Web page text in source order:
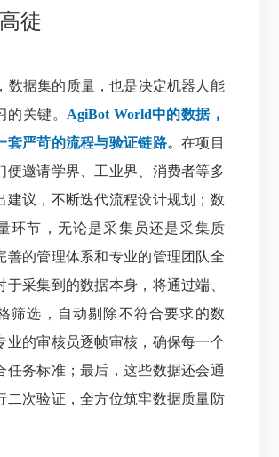
徒
据集的质量，也是决定机器人能
的关键。 AgiBot World中的数据，
套严苛的流程与验证链路。在项目
便邀请学界、工业界、消费者等多
建议，不断迭代流程设计规划；数
环节，无论是采集员还是采集质
善的管理体系和专业的管理团队全
于采集到的数据本身，将通过端、
筛选，自动剔除不符合要求的数
业的审核员逐帧审核，确保每一个
任务标准；最后，这些数据还会通
二次验证，全方位筑牢数据质量防